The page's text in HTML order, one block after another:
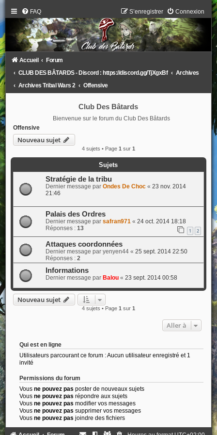
FAQ Connexion
S’enregistrer
Accueil
Forum
CLUB DES BÂTARDS - Discord : https://discord.gg/TjXgxBf
Archives
Archives Tribal Wars 2
Offensive
Club Des Bâtards
Bienvenue sur le forum du Club Des Bâtards
Offensive
Nouveau sujet
4 sujets • Page 1 sur 1
Sujets
Stratégie de la tribu
Dernier message par Ondes De Choc« 23 nov. 2014
21:46
Palais des Ordres
Dernier message par safran971« 24 oct. 2014 18:18
Réponses : 13 1 2
Attaques coordonnées
Dernier message par yenyen44« 25 sept. 2014 22:50
Réponses : 2
Informations
Dernier message par Balou« 23 sept. 2014 00:58
Nouveau sujet
4 sujets • Page 1 sur 1
Aller à
Qui est en ligne
Utilisateurs parcourant ce forum : Aucun utilisateur enregistré et 1
invité
Permissions du forum
Vous ne pouvez pas poster de nouveaux sujets
Vous ne pouvez pas répondre aux sujets
Vous ne pouvez pas modifier vos messages
Vous ne pouvez pas supprimer vos messages
Vous ne pouvez pas joindre des fichiers